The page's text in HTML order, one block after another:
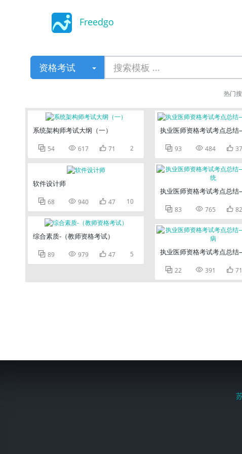
Freedgo
资格考试
热门搜
系统架构师考试大纲（一）
 54  617  71 2
软件设计师
 68  940  47 10
综合素质-（教师资格考试）
 89  979  47 5
执业医师资格考试考点总结
 93  484  37
执业医师资格考试考点总结
 83  765  82
执业医师资格考试考点总结
 22  391  71